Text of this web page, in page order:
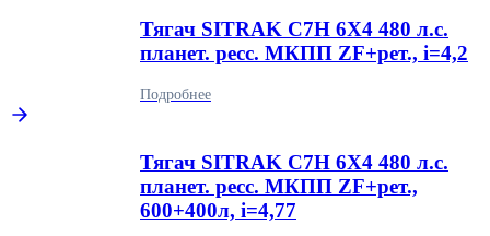
Тягач SITRAK C7H 6Х4 480 л.с.
планет. ресс. МКПП ZF+рет., i=4,2
Подробнее
Тягач SITRAK C7H 6Х4 480 л.с.
планет. ресс. МКПП ZF+рет.,
600+400л, i=4,77